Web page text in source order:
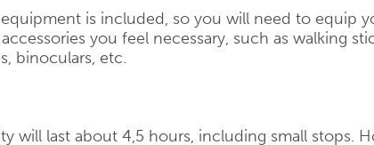
is included, so you will need to equip
you feel necessary, such as walking
binoculars, etc.
will last about 4,5 hours, including small stops.